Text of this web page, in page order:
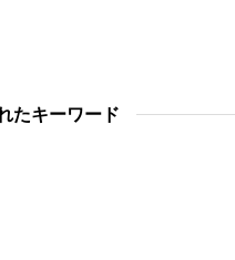
たキーワード